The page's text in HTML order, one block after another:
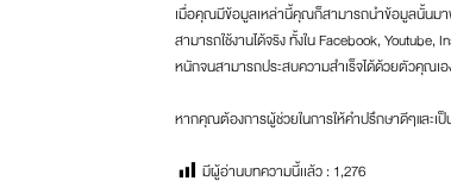
เมื่อคุณมีข้อมูลเหล่านี้คุณก็สามารถนำข้อมูลนั้นม
สามารถใช้งานได้จริง ทั้งใน Facebook,
หนักจนสามารถประสบความสำเร็จได้ด้วยตัวคุณเ
หากคุณต้องการผู้ช่วยในการให้คำปรึกษาดีๆและ
มีผู้อ่านบทความนี้เเล้ว :1,276